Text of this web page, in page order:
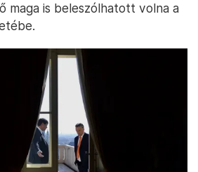
maga is beleszólhatott volna a